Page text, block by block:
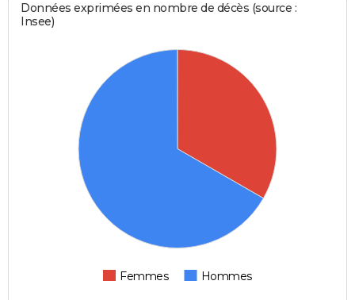
Données exprimées en nombre de décès (source :
Insee)
Femmes Hommes